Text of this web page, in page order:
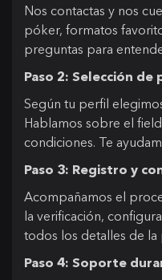
Nos contactas y nos
póker, formatos
preguntas para
Paso 2: Selección de
Según tu perfil
Hablamos sobre el
condiciones. Te
Paso 3: Registro y
Acompañamos el
la verificación,
todos los detalles de la
Paso 4: Soporte